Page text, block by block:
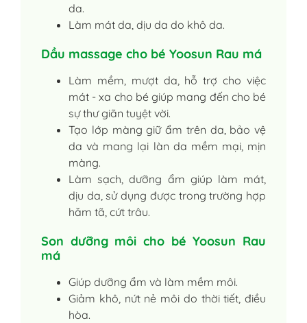
da.
Làm mát da, dịu da do khô da.
Dầu massage cho bé Yoosun Rau má
Làm mềm, mượt da, hỗ trợ cho việc
mát - xa cho bé giúp mang đến cho bé
sự thư giãn tuyệt vời.
Tạo lớp màng giữ ẩm trên da, bảo vệ
da và mang lại làn da mềm mại, mịn
màng.
Làm sạch, dưỡng ẩm giúp làm mát,
dịu da, sử dụng được trong trường hợp
hăm tã, cứt trâu.
Son dưỡng môi cho bé Yoosun Rau
má
Giúp dưỡng ẩm và làm mềm môi.
Giảm khô, nứt nẻ môi do thời tiết, điều
hòa.